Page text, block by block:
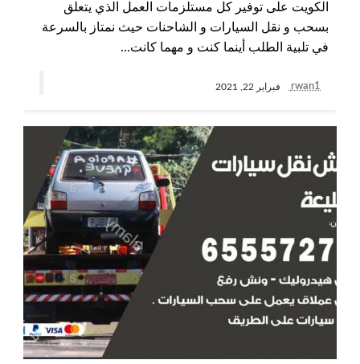
الكويت على توفير كل مستلزمات العمل الذي يتعلق
بسحب و نقل السيارات و الشاحنات حيث نمتاز بالسرعة
في تلبية الطلب أينما كنت و مهما كانت…
rwan1 فبراير 22, 2021